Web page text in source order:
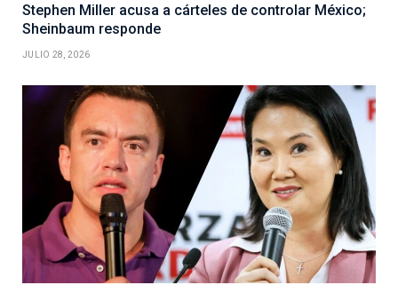
Stephen Miller acusa a cárteles de controlar México;
Sheinbaum responde
JULIO 28, 2026